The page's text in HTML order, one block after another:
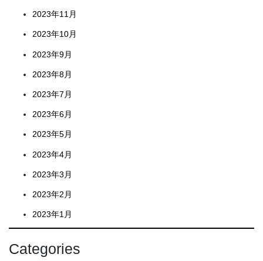
2023年11月
2023年10月
2023年9月
2023年8月
2023年7月
2023年6月
2023年5月
2023年4月
2023年3月
2023年2月
2023年1月
Categories